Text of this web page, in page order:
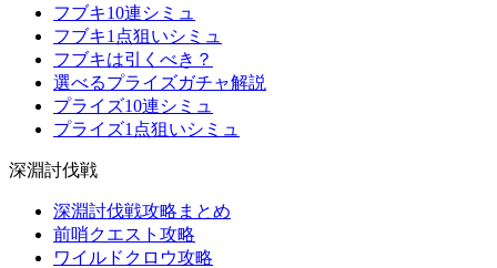
フブキ10連シミュ
フブキ1点狙いシミュ
フブキは引くべき？
選べるプライズガチャ解説
プライズ10連シミュ
プライズ1点狙いシミュ
深淵討伐戦
深淵討伐戦攻略まとめ
前哨クエスト攻略
ワイルドクロウ攻略